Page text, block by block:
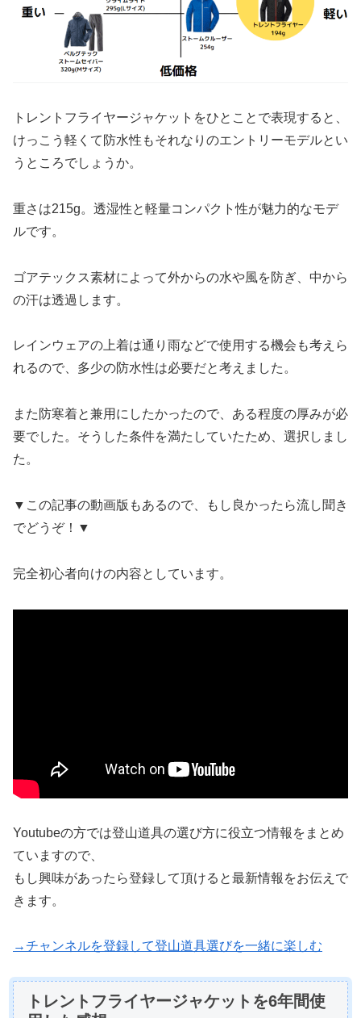
トレントフライヤージャケットをひとことで表現すると、
けっこう軽くて防水性もそれなりのエントリーモデルとい
うところでしょうか。
重さは215g。透湿性と軽量コンパクト性が魅力的なモデ
ルです。
ゴアテックス素材によって外からの水や風を防ぎ、中から
の汗は透過します。
レインウェアの上着は通り雨などで使用する機会も考えら
れるので、多少の防水性は必要だと考えました。
また防寒着と兼用にしたかったので、ある程度の厚みが必
要でした。そうした条件を満たしていたため、選択しまし
た。
▼この記事の動画版もあるので、もし良かったら流し聞き
でどうぞ！▼
完全初心者向けの内容としています。
Youtubeの方では登山道具の選び方に役立つ情報をまとめ
ていますので、
もし興味があったら登録して頂けると最新情報をお伝えで
きます。
→チャンネルを登録して登山道具選びを一緒に楽しむ
トレントフライヤージャケットを6年間使